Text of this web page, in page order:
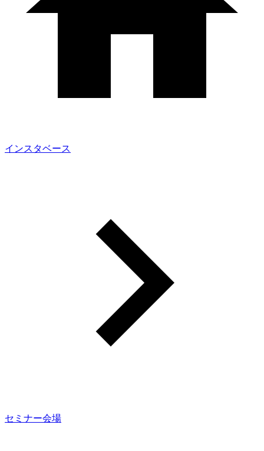
インスタベース
セミナー会場